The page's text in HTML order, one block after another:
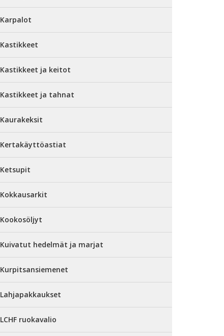
Karpalot
Kastikkeet
Kastikkeet ja keitot
Kastikkeet ja tahnat
Kaurakeksit
Kertakäyttöastiat
Ketsupit
Kokkausarkit
Kookosöljyt
Kuivatut hedelmät ja marjat
Kurpitsansiemenet
Lahjapakkaukset
LCHF ruokavalio